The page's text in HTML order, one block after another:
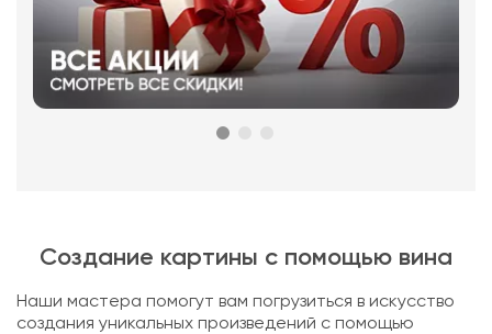
Создание картины с помощью вина
Наши мастера помогут вам погрузиться в искусство
создания уникальных произведений с помощью